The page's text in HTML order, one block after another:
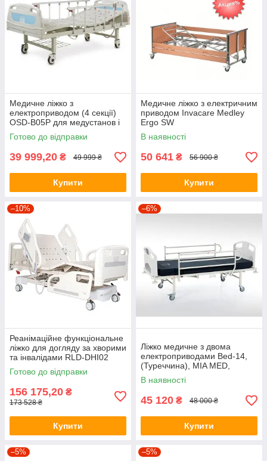
Медичне ліжко з
електроприводом (4 секції)
OSD-B05P для медустанов і
дому
Готово до відправки
39 999,20 ₴ 49 999 ₴
Купити
Медичне ліжко з електричним
приводом Invacare Medley
Ergo SW
В наявності
50 641 ₴ 56 900 ₴
Купити
–10%
Реанімаційне функціональне
ліжко для догляду за хворими
та інвалідами RLD-DHI02
Готово до відправки
156 175,20 ₴
173 528 ₴
Купити
–6%
Ліжко медичне з двома
електроприводами Bed-14,
(Туреччина), MIA MED,
(880902)
В наявності
45 120 ₴ 48 000 ₴
Купити
–5% –5%